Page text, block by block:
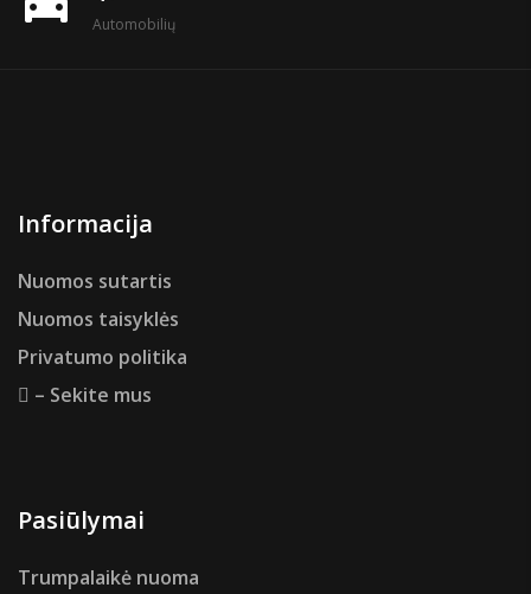
Automobilių
Informacija
Nuomos sutartis
Nuomos taisyklės
Privatumo politika
– Sekite mus
Pasiūlymai
Trumpalaikė nuoma